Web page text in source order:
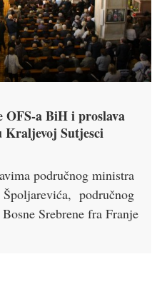
OFS-a BiH i proslava
Sutjesci
područnog ministra
Špoljarevića, područnog
Srebrene fra Franje